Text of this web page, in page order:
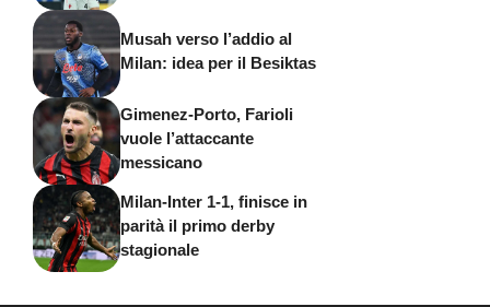
Musah verso l’addio al
Milan: idea per il Besiktas
Gimenez-Porto, Farioli
vuole l’attaccante
messicano
Milan-Inter 1-1, finisce in
parità il primo derby
stagionale